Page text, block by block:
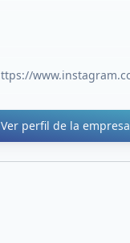
Ver perfil de la empresa